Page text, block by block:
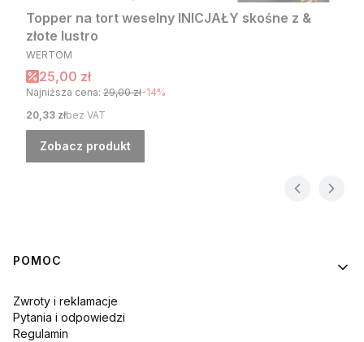
Topper na tort weselny INICJAŁY skośne z &
złote lustro
PRODUCENT
WERTOM
Cena promocyjna
25,00 zł
Najniższa cena: 29,00 zł-14%
Cena
20,33 złbez VAT
Zobacz produkt
Linki w stopce
POMOC
Zwroty i reklamacje
Pytania i odpowiedzi
Regulamin